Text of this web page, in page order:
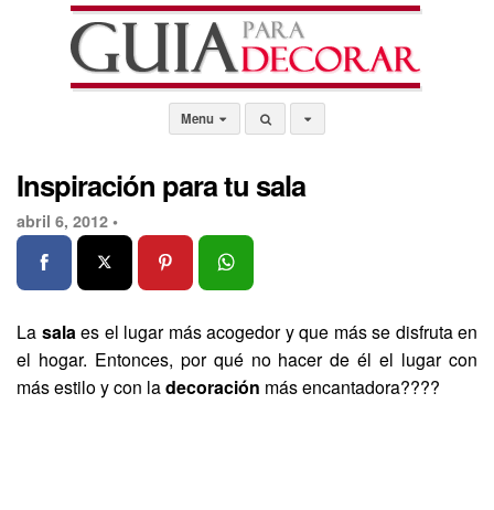
Menu
Inspiración para tu sala
abril 6, 2012 •
La salaes el lugar más acogedor y que más se disfruta en
el hogar. Entonces, por qué no hacer de él el lugar con
más estilo y con ladecoración más encantadora????